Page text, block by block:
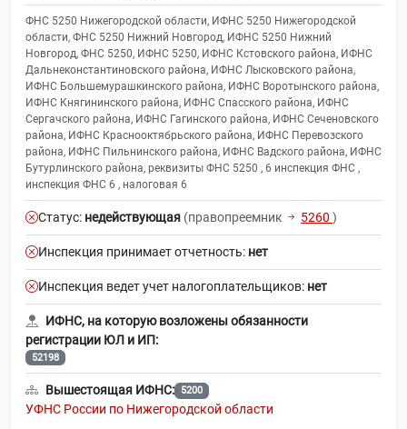
ФНС 5250 Нижегородской области, ИФНС 5250 Нижегородской
области, ФНС 5250 Нижний Новгород, ИФНС 5250 Нижний
Новгород, ФНС 5250, ИФНС 5250, ИФНС Кстовского района, ИФНС
Дальнеконстантиновского района, ИФНС Лысковского района,
ИФНС Большемурашкинского района, ИФНС Воротынского района,
ИФНС Княгининского района, ИФНС Спасского района, ИФНС
Сергачского района, ИФНС Гагинского района, ИФНС Сеченовского
района, ИФНС Краснооктябрьского района, ИФНС Перевозского
района, ИФНС Пильнинского района, ИФНС Вадского района, ИФНС
Бутурлинского района, реквизиты ФНС 5250 , 6 инспекция ФНС ,
инспекция ФНС 6 , налоговая 6
Статус: недействующая (правопреемник 5260 )
Инспекция принимает отчетность: нет
Инспекция ведет учет налогоплательщиков: нет
ИФНС, на которую возложены обязанности
регистрации ЮЛ и ИП:
52198
Вышестоящая ИФНС: 5200
УФНС России по Нижегородской области